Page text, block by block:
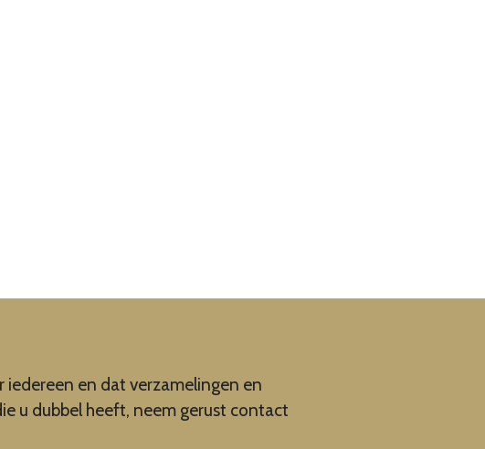
iedereen en dat verzamelingen en
u dubbel heeft, neem gerust contact